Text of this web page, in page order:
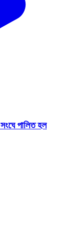
পালিত হল